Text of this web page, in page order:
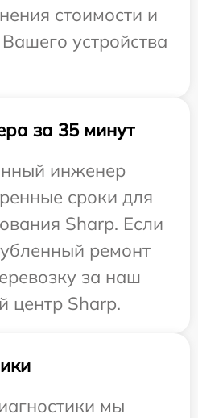
стоимости и
устройства
за 35 минут
инженер
сроки для
Sharp. Если
ремонт
за наш
центр Sharp.
мы